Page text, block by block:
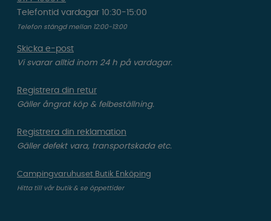
Telefontid vardagar 10:30-15:00
Telefon stängd mellan 12:00-13:00
Skicka e-post
Vi svarar alltid inom 24 h på vardagar.
Registrera din retur
Gäller ångrat köp & felbeställning.
Registrera din reklamation
Gäller defekt vara, transportskada etc.
Campingvaruhuset Butik Enköping
Hitta till vår butik & se öppettider